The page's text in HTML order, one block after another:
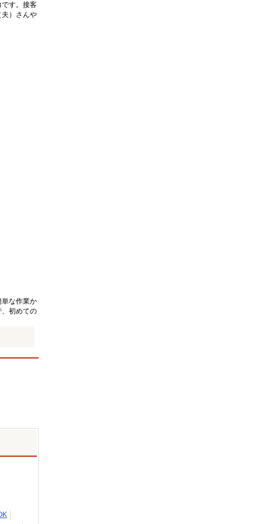
す。接客
）さんや
な作業か
初めての